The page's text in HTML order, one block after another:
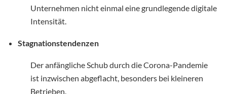
Unternehmen nicht einmal eine grundlegende digitale
Intensität.
Stagnationstendenzen
Der anfängliche Schub durch die Corona-Pandemie
ist inzwischen abgeflacht, besonders bei kleineren
Betrieben.